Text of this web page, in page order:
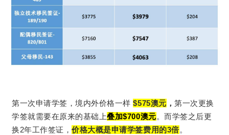
第一次申请学签，境内外价格一样$575澳元 ，第一次更换
学签就需要在原来的基础上叠加$700澳元。而学签之后更
换2年工作签证，价格大概是申请学签费用的3倍。